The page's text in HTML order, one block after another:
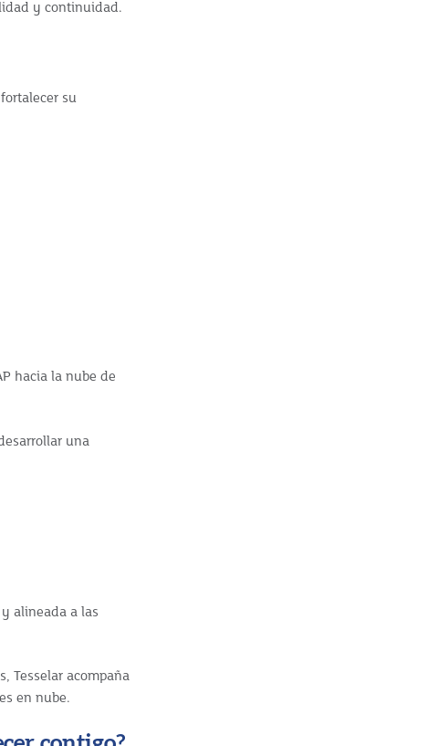
y continuidad.
su
hacia la nube de
una
alineada a las
Tesselar acompaña
en nube.